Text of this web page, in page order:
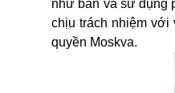
như bắn và sử dụng
chịu trách nhiệm với
quyền Moskva.